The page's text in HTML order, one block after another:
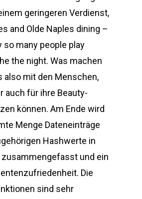
geringeren Verdienst,
and Olde Naples dining –
so many people play
the night. Was machen
also mit den Menschen,
auch für ihre Beauty-
können. Am Ende wird
Menge Dateneinträge
Hashwerte in
und ein
Die
sind sehr